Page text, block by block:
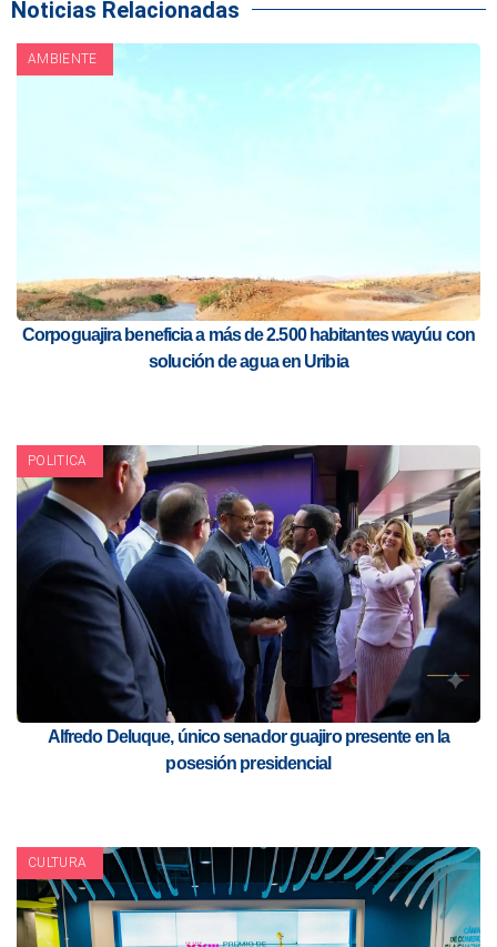
Noticias Relacionadas
AMBIENTE
Corpoguajira beneficia a más de 2.500 habitantes wayúu con
solución de agua en Uribia
POLITICA
Alfredo Deluque, único senador guajiro presente en la
posesión presidencial
CULTURA